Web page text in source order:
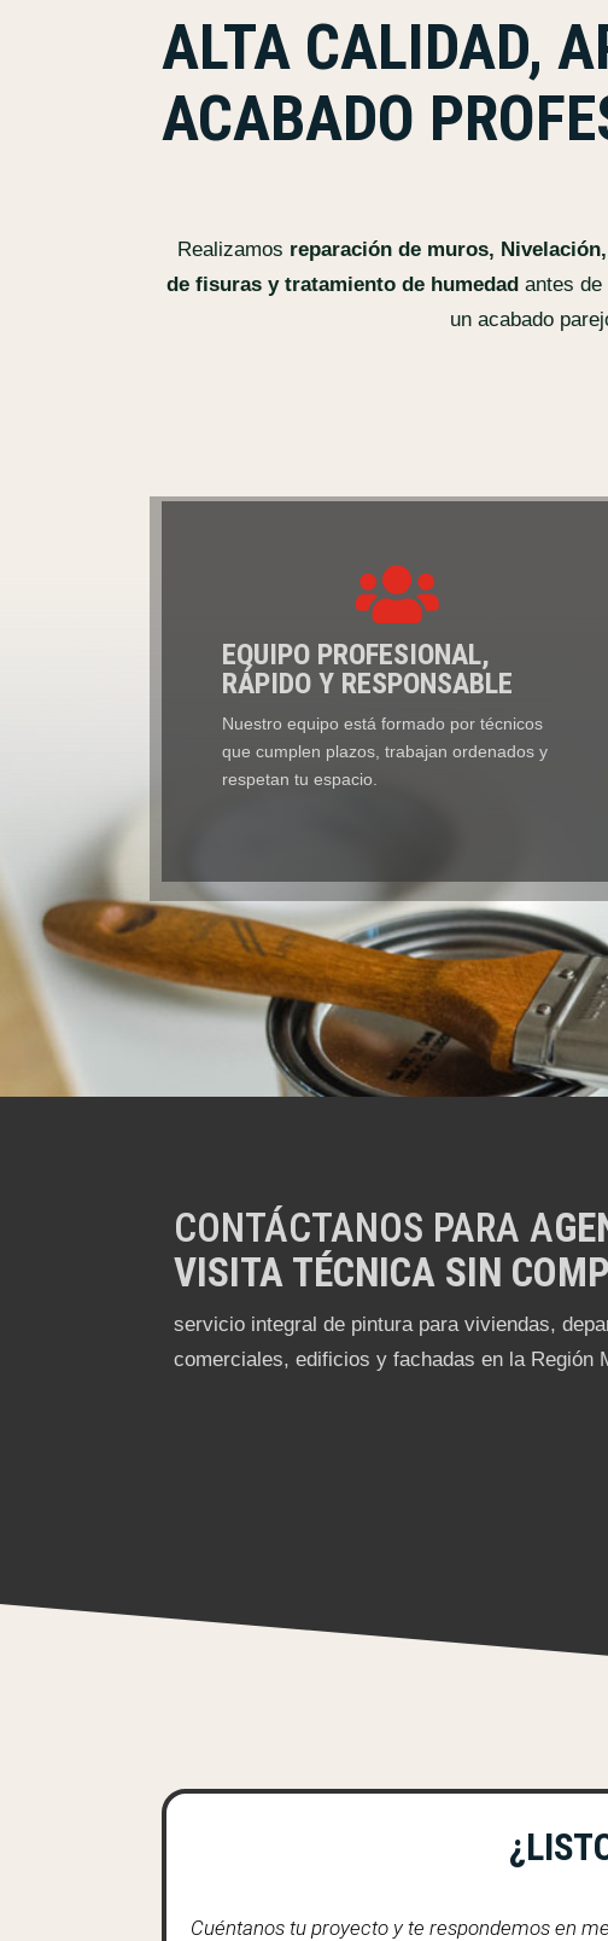
ALTA CALIDAD,
ACABADO
Realizamos reparación de muros,
de fisuras y tratamiento de humedad antes de
un acabado

EQUIPO PROFESIONAL,
RÁPIDO Y RESPONSABLE
Nuestro equipo está formado por técnicos
que cumplen plazos, trabajan ordenados y
respetan tu espacio.
CONTÁCTANOS PARA A
VISITA TÉCNICA SIN
servicio integral de pintura para viviendas,
comerciales, edificios y fachadas en la Región
Cuéntanos tu proyecto y te respondemos en